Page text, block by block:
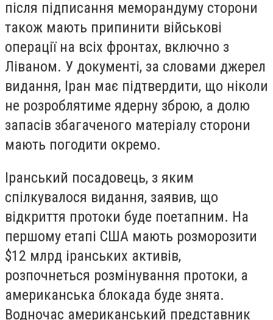
після підписання меморандуму сторони
також мають припинити військові
операції на всіх фронтах, включно з
Ліваном. У документі, за словами джерел
видання, Іран має підтвердити, що ніколи
не розроблятиме ядерну зброю, а долю
запасів збагаченого матеріалу сторони
мають погодити окремо.
Іранський посадовець, з яким
спілкувалося видання, заявив, що
відкриття протоки буде поетапним. На
першому етапі США мають розморозити
$12 млрд іранських активів,
розпочнеться розмінування протоки, а
американська блокада буде знята.
Водночас американський представник